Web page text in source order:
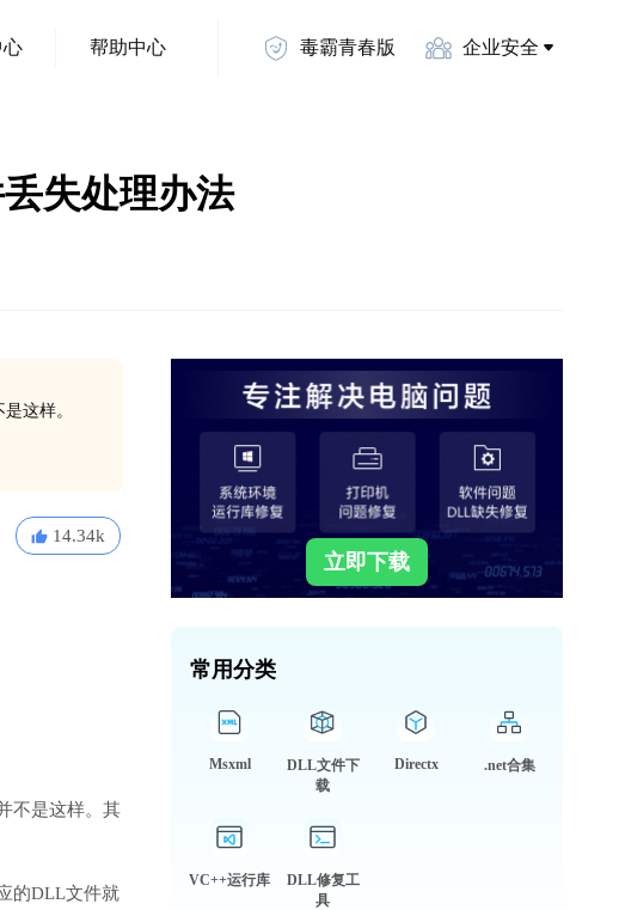
心 帮助中心 毒霸青春版 企业安全
失处理办法
这样。
14.34k
不是这样。其
的DLL文件就
立即下载
常用分类
Msxml
DLL文件下
载
Directx .net合集
VC++运行库
DLL修复工
具